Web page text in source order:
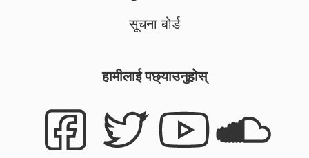
सूचना बोर्ड
हामीलाई पछ्याउनुहोस्